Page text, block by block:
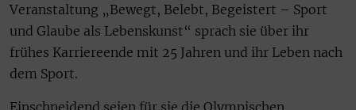
Veranstaltung „Bewegt, Belebt, Begeistert – Sport
und Glaube als Lebenskunst“ sprach sie über ihr
frühes Karriereende mit 25 Jahren und ihr Leben nach
dem Sport.
Einschneidend seien für sie die Olympischen